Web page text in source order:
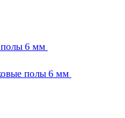
полы 6 мм
полы 6 мм